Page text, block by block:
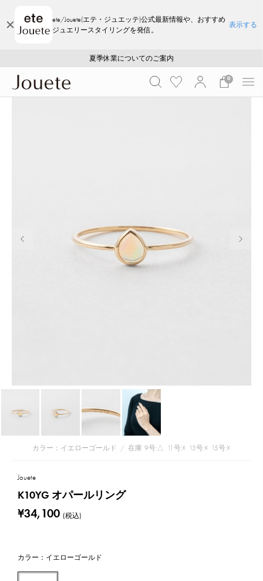
ete/Jouete(エテ・ジュエッテ)公式最新情報や、おすすめ
ジュエリースタイリングを発信。
表示する
採用のご案内
ご注文いただいたお品物のお届け状況について
夏季休業についてのご案内
WEB LIMITED ITEMS >>
採用のご案内
ご注文いただいたお品物のお届け状況について
0
カラー：イエローゴールド / 在庫 9号:△ 11号:☓ 13号:☓ 15号:☓
Jouete
K10YG オパールリング
¥34,100 (税込)
カラー：イエローゴールド